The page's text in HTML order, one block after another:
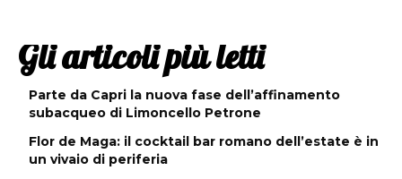
Gli articoli più letti
Parte da Capri la nuova fase dell’affinamento
subacqueo di Limoncello Petrone
Flor de Maga: il cocktail bar romano dell’estate è in
un vivaio di periferia